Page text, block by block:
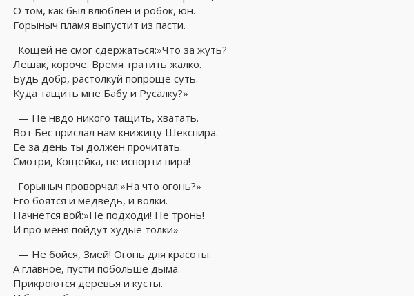
О том, как был влюблен и робок, юн.
Горыныч пламя выпустит из пасти.
Кощей не смог сдержаться:»Что за жуть?
Лешак, короче. Время тратить жалко.
Будь добр, растолкуй попроще суть.
Куда тащить мне Бабу и Русалку?»
— Не нвдо никого тащить, хватать.
Вот Бес прислал нам книжицу Шекспира.
Ее за день ты должен прочитать.
Смотри, Кощейка, не испорти пира!
Горыныч проворчал:»На что огонь?»
Его боятся и медведь, и волки.
Начнется вой:»Не подходи! Не тронь!
И про меня пойдут худые толки»
— Не бойся, Змей! Огонь для красоты.
А главное, пусти побольше дыма.
Прикроются деревья и кусты.